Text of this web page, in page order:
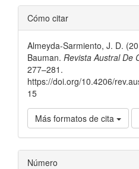
Detalles
del
artículo
Cómo citar
Almeyda-Sarmiento, J. D.
Bauman. Revista Austral De
277–281.
https://doi.org/10.4206/
15
Más formatos de cita
Número